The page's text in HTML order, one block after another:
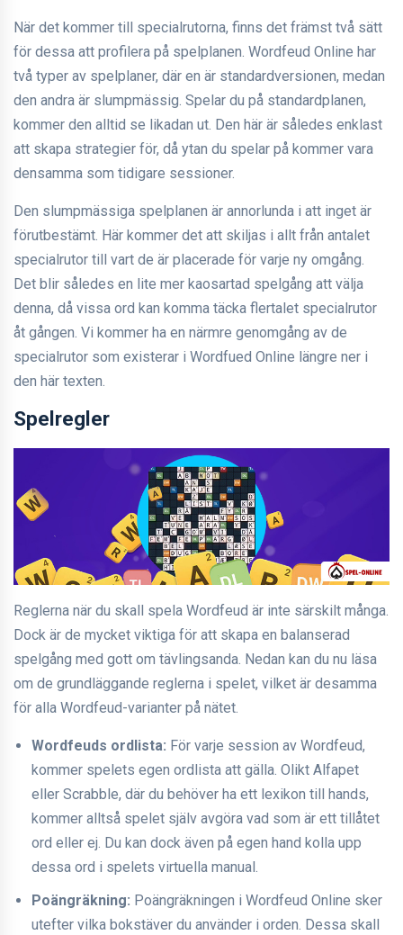
När det kommer till specialrutorna, finns det främst två sätt
för dessa att profilera på spelplanen. Wordfeud Online har
två typer av spelplaner, där en är standardversionen, medan
den andra är slumpmässig. Spelar du på standardplanen,
kommer den alltid se likadan ut. Den här är således enklast
att skapa strategier för, då ytan du spelar på kommer vara
densamma som tidigare sessioner.
Den slumpmässiga spelplanen är annorlunda i att inget är
förutbestämt. Här kommer det att skiljas i allt från antalet
specialrutor till vart de är placerade för varje ny omgång.
Det blir således en lite mer kaosartad spelgång att välja
denna, då vissa ord kan komma täcka flertalet specialrutor
åt gången. Vi kommer ha en närmre genomgång av de
specialrutor som existerar i Wordfued Online längre ner i
den här texten.
Spelregler
Reglerna när du skall spela Wordfeud är inte särskilt många.
Dock är de mycket viktiga för att skapa en balanserad
spelgång med gott om tävlingsanda. Nedan kan du nu läsa
om de grundläggande reglerna i spelet, vilket är desamma
för alla Wordfeud-varianter på nätet.
Wordfeuds ordlista: För varje session av Wordfeud,
kommer spelets egen ordlista att gälla. Olikt Alfapet
eller Scrabble, där du behöver ha ett lexikon till hands,
kommer alltså spelet själv avgöra vad som är ett tillåtet
ord eller ej. Du kan dock även på egen hand kolla upp
dessa ord i spelets virtuella manual.
Poängräkning: Poängräkningen i Wordfeud Online sker
utefter vilka bokstäver du använder i orden. Dessa skall